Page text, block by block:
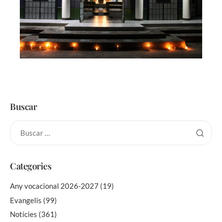
Buscar
Categories
Any vocacional 2026-2027 (19)
Evangelis (99)
Notícies (361)